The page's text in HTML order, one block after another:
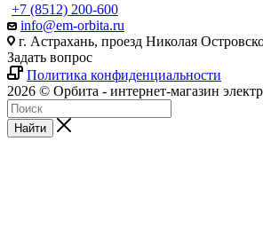
+7 (8512) 200-600
info@em-orbita.ru
г. Астрахань, проезд Николая
Задать вопрос
Политика конфиденциальности
2026 © Орбита - интернет-магазин
Найти